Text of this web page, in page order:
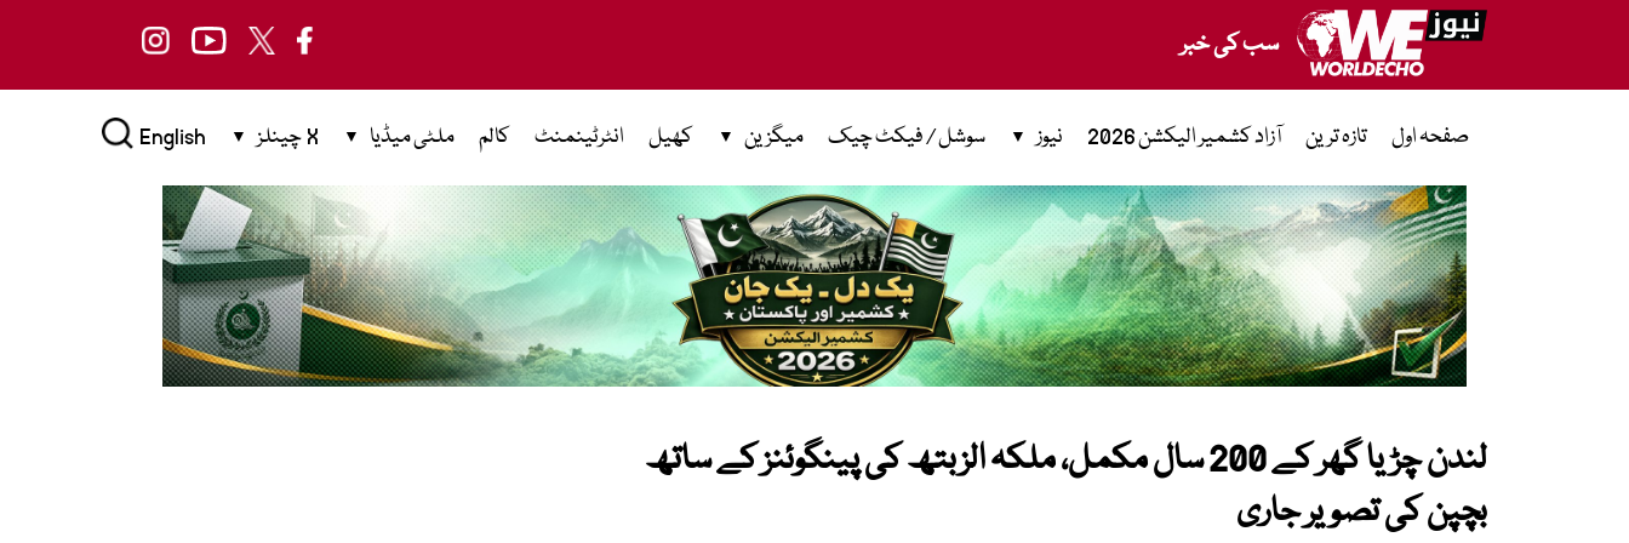
سب کی خبر
صفحہ اول تازہ ترین آزاد کشمیر الیکشن 2026 نیوز سوشل / فیکٹ چیک میگزین کھیل انٹرٹینمنٹ کالم ملٹی میڈیا X چینلز English
لندن چڑیا گھر کے 200 سال مکمل، ملکہ الزبتھ کی پینگوئنز کے ساتھ
بچپن کی تصویر جاری